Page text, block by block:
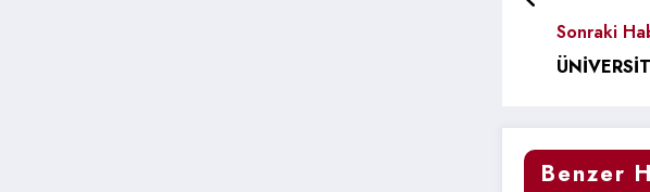
Sonraki
Benzer